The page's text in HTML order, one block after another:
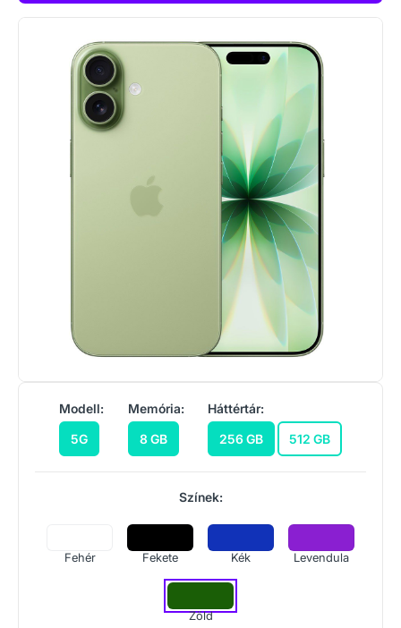
Modell:
5G
Memória:
8 GB
Háttértár:
256 GB
512 GB
Színek:
Fehér Fekete Kék Levendula
Zöld